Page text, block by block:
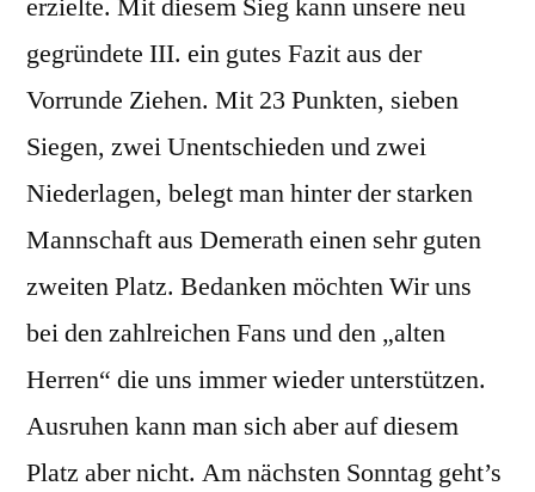
erzielte. Mit diesem Sieg kann unsere neu
gegründete III. ein gutes Fazit aus der
Vorrunde Ziehen. Mit 23 Punkten, sieben
Siegen, zwei Unentschieden und zwei
Niederlagen, belegt man hinter der starken
Mannschaft aus Demerath einen sehr guten
zweiten Platz. Bedanken möchten Wir uns
bei den zahlreichen Fans und den „alten
Herren“ die uns immer wieder unterstützen.
Ausruhen kann man sich aber auf diesem
Platz aber nicht. Am nächsten Sonntag geht’s